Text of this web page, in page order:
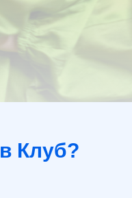
Клуб?